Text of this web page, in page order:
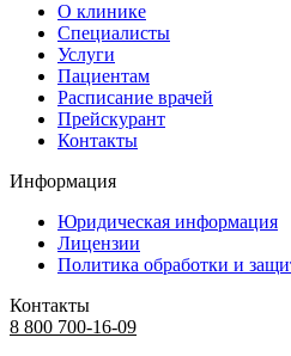
О клинике
Специалисты
Услуги
Пациентам
Расписание врачей
Прейскурант
Контакты
Информация
Юридическая информация
Лицензии
Политика обработки и
Контакты
8 800 700-16-09